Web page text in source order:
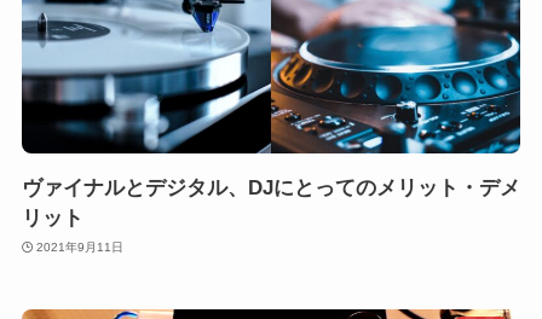
ヴァイナルとデジタル、DJにとってのメリット・デメ
リット
2021年9月11日